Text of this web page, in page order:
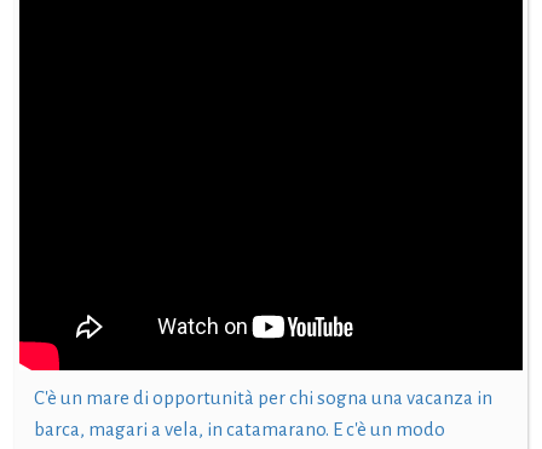
C'è un mare di opportunità per chi sogna una vacanza in
barca, magari a vela, in catamarano. E c'è un modo